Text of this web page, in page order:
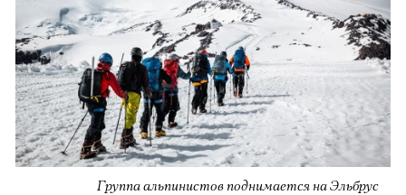
Группа альпинистов поднимается на Эльбрус